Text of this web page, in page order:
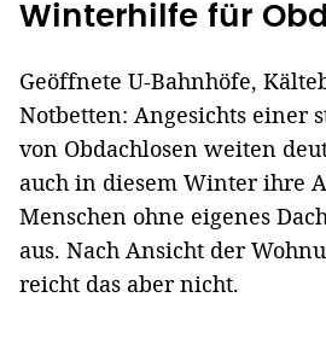
Winterhilfe für
Geöffnete U-Bahnhöfe,
Notbetten: Angesichts einer
von Obdachlosen weiten
auch in diesem Winter ihre
Menschen ohne eigenes
aus. Nach Ansicht der
reicht das aber nicht.